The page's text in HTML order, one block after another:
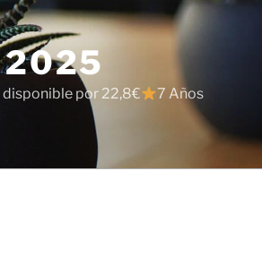
2025
disponible por 22,8€
7 Años